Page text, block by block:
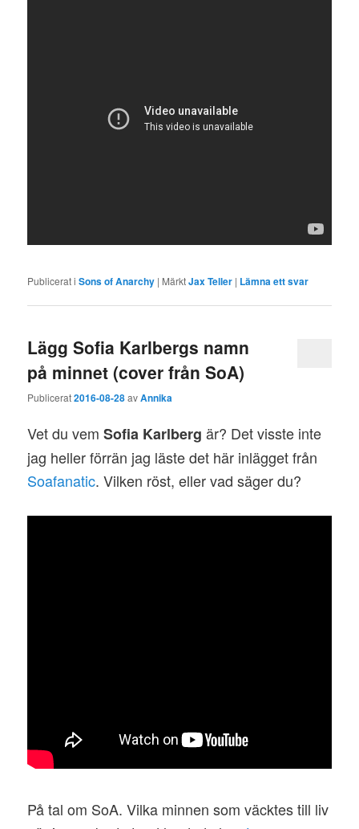
Publicerat i Sons of Anarchy | MärktJax Teller | Lämna ett svar
Lägg Sofia Karlbergs namn
på minnet (cover från SoA)
Publicerat2016-08-28avAnnika
Vet du vemSofia Karlberg är? Det visste inte
jag heller förrän jag läste det här inlägget från
Soafanatic. Vilken röst, eller vad säger du?
På tal om SoA. Vilka minnen som väcktes till liv